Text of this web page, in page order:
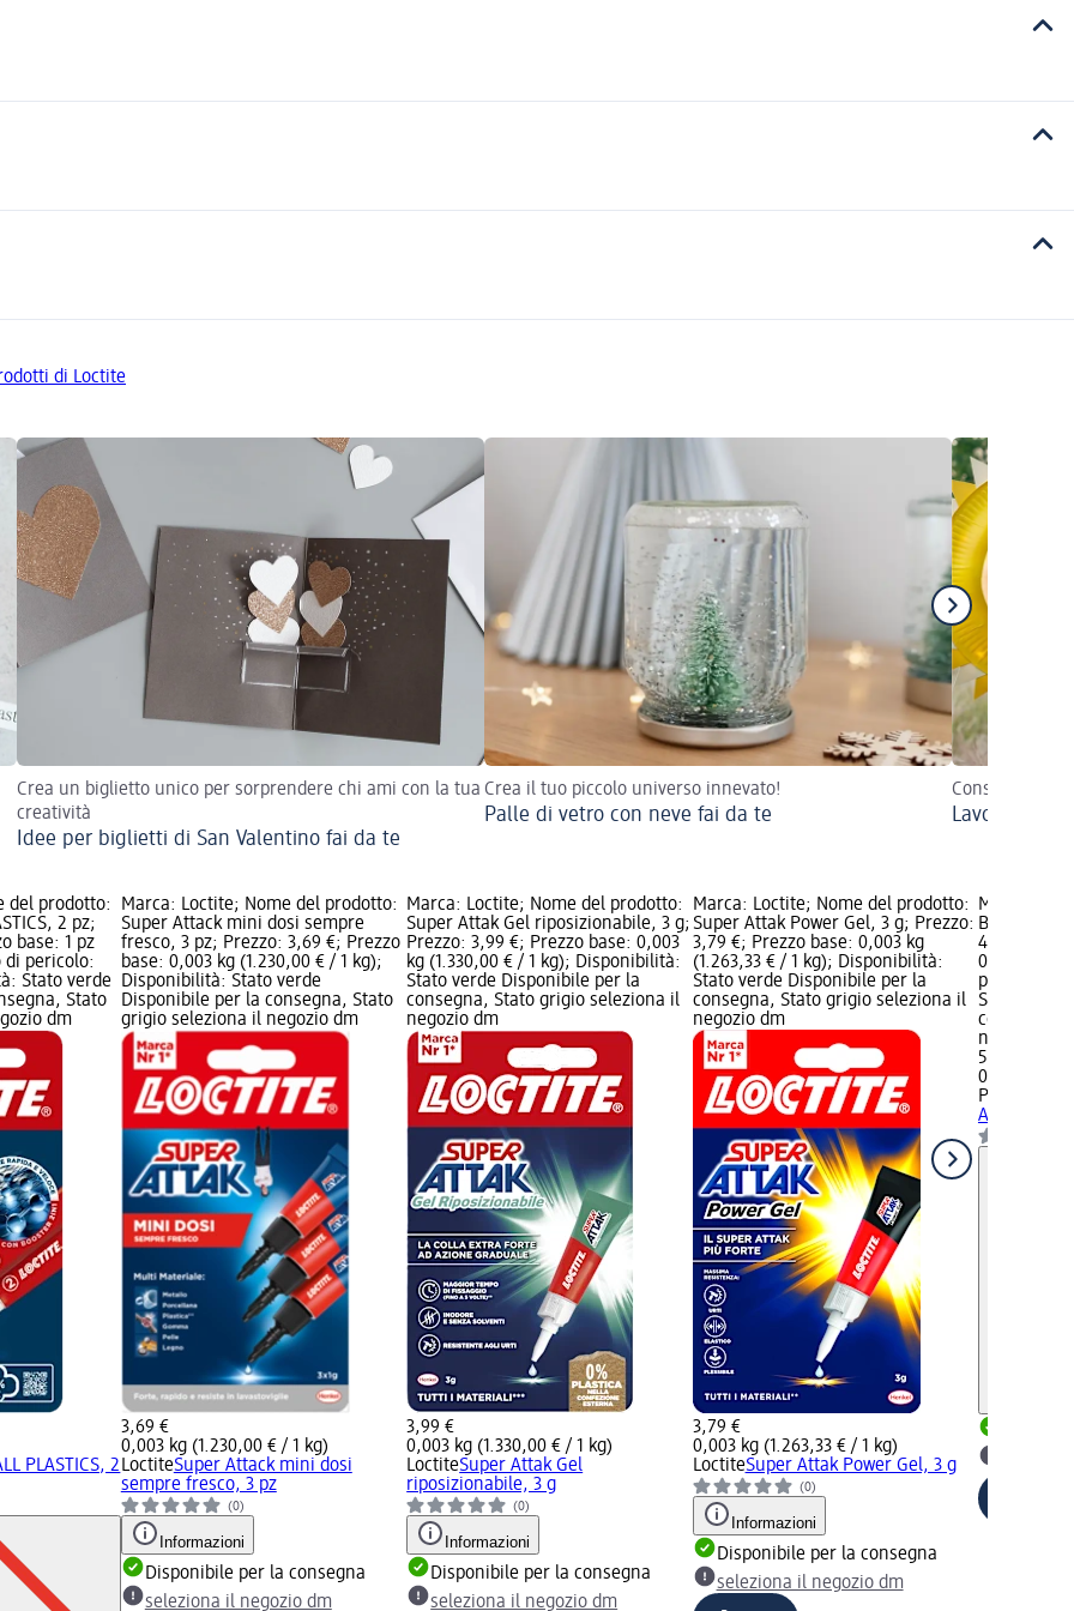
di Loctite
Crea un biglietto unico per sorprendere chi ami con la tua
creatività
Idee per biglietti di San Valentino fai da te
Crea il tuo piccolo universo innevato!
Palle di vetro con neve fai da te
Consigli, idee
Lavoretti
del prodotto:
2 pz;
base: 1 pz
di pericolo:
Stato verde
Stato
dm
PLASTICS, 2
Marca: Loctite; Nome del prodotto:
Super Attack mini dosi sempre
fresco, 3 pz; Prezzo: 3,69 €; Prezzo
base: 0,003 kg (1.230,00 € / 1 kg);
Disponibilità: Stato verde
Disponibile per la consegna, Stato
grigio seleziona il negozio dm
3,69 €
0,003 kg (1.230,00 € / 1 kg)
LoctiteSuper Attack mini dosi
sempre fresco, 3 pz
(0)
Informazioni
Disponibile per la consegna
seleziona il negozio dm
Marca: Loctite; Nome del prodotto:
Super Attak Gel riposizionabile, 3 g;
Prezzo: 3,99 €; Prezzo base: 0,003
kg (1.330,00 € / 1 kg); Disponibilità:
Stato verde Disponibile per la
consegna, Stato grigio seleziona il
negozio dm
3,99 €
0,003 kg (1.330,00 € / 1 kg)
LoctiteSuper Attak Gel
riposizionabile, 3 g
(0)
Informazioni
Disponibile per la consegna
seleziona il negozio dm
Marca: Loctite; Nome del prodotto:
Super Attak Power Gel, 3 g; Prezzo:
3,79 €; Prezzo base: 0,003 kg
(1.263,33 € / 1 kg); Disponibilità:
Stato verde Disponibile per la
consegna, Stato grigio seleziona il
negozio dm
3,79 €
0,003 kg (1.263,33 € / 1 kg)
LoctiteSuper Attak Power Gel, 3 g
(0)
Informazioni
Disponibile per la consegna
seleziona il negozio dm
Marca:
Blister
44 g;
0,044 kg
pericolo:
Stato
consegna,
negozio dm
5,99 €
0,044 kg
Pattex